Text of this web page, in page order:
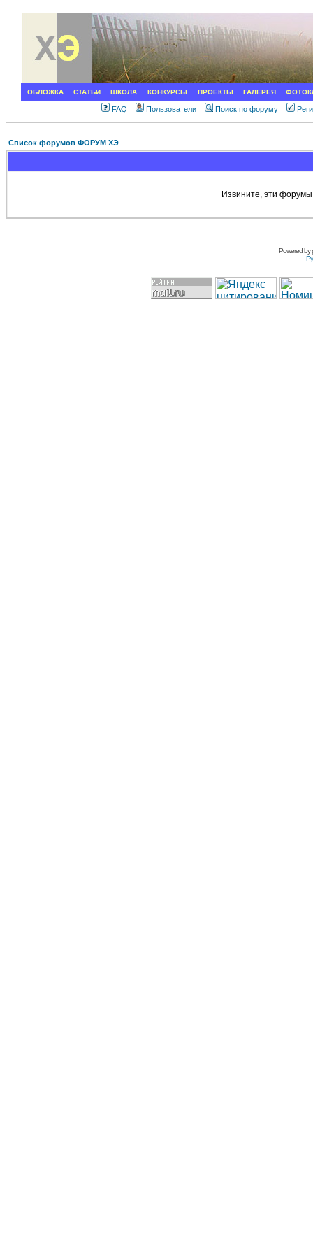
ОБЛОЖКА СТАТЬИ ШКОЛА КОНКУРСЫ ПРОЕКТЫ ГАЛЕРЕЯ
FAQ Пользователи Поиск по форуму
Список форумов ФОРУМ ХЭ
Извините, эти
Powered by